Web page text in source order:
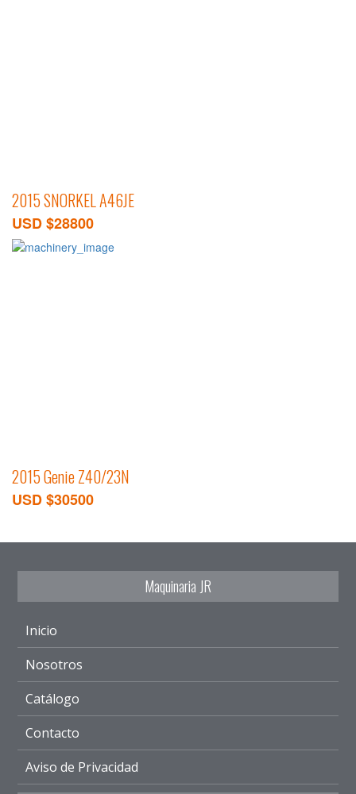
2015 SNORKEL A46JE
USD $28800
2015 Genie Z40/23N
USD $30500
Maquinaria JR
Inicio
Nosotros
Catálogo
Contacto
Aviso de Privacidad